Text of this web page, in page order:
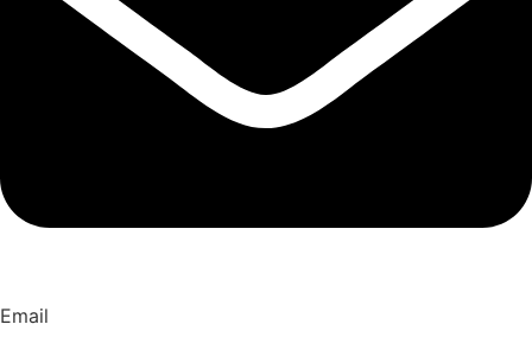
Email